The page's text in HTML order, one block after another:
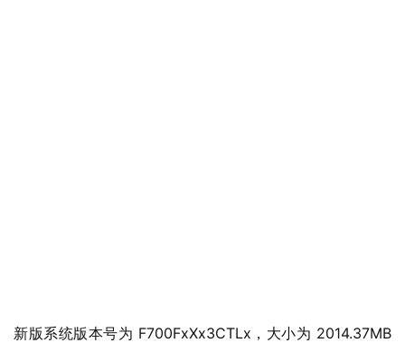
新版系统版本号为 F700FxXx3CTLx，大小为 2014.37MB